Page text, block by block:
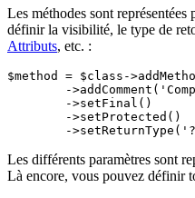
Les méthodes sont représentées
définir la visibilité, le type de
Attributs, etc. :
$method = $class-
Les différents paramètres sont
Là encore, vous pouvez définir